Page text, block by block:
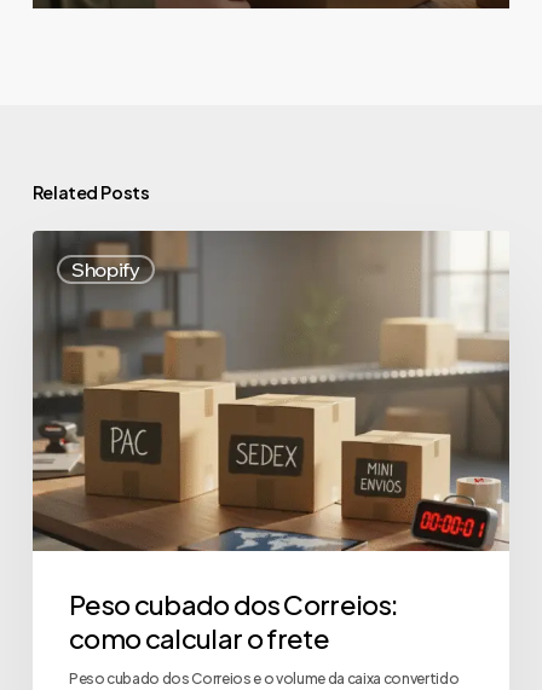
Related Posts
Shopify
Peso cubado dos Correios:
como calcular o frete
Peso cubado dos Correios e o volume da caixa convertido